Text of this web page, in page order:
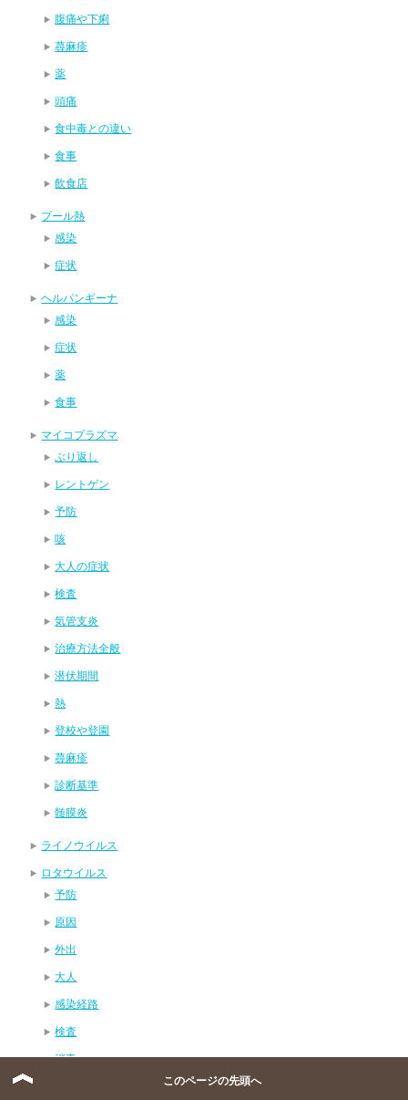
腹痛や下痢
蕁麻疹
薬
頭痛
食中毒との違い
食事
飲食店
プール熱
感染
症状
ヘルパンギーナ
感染
症状
薬
食事
マイコプラズマ
ぶり返し
レントゲン
予防
咳
大人の症状
検査
気管支炎
治療方法全般
潜伏期間
熱
登校や登園
蕁麻疹
診断基準
髄膜炎
ライノウイルス
ロタウイルス
予防
原因
外出
大人
感染経路
検査
消毒
このページの先頭へ